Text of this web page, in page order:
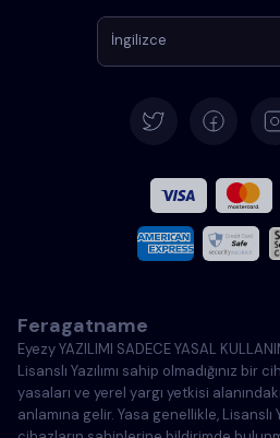
İngilizce
Fransızca
İtalyanca
Portekizce
Türkçe
Feragatname
Eyezy YAZILIMI SADECE YASAL
Lisanslı Yazılımı sahip olmadığınız bir
yasaları ve yerel yargı yetkisi
anlamına gelir. Yasa genellikle, Lisanslı